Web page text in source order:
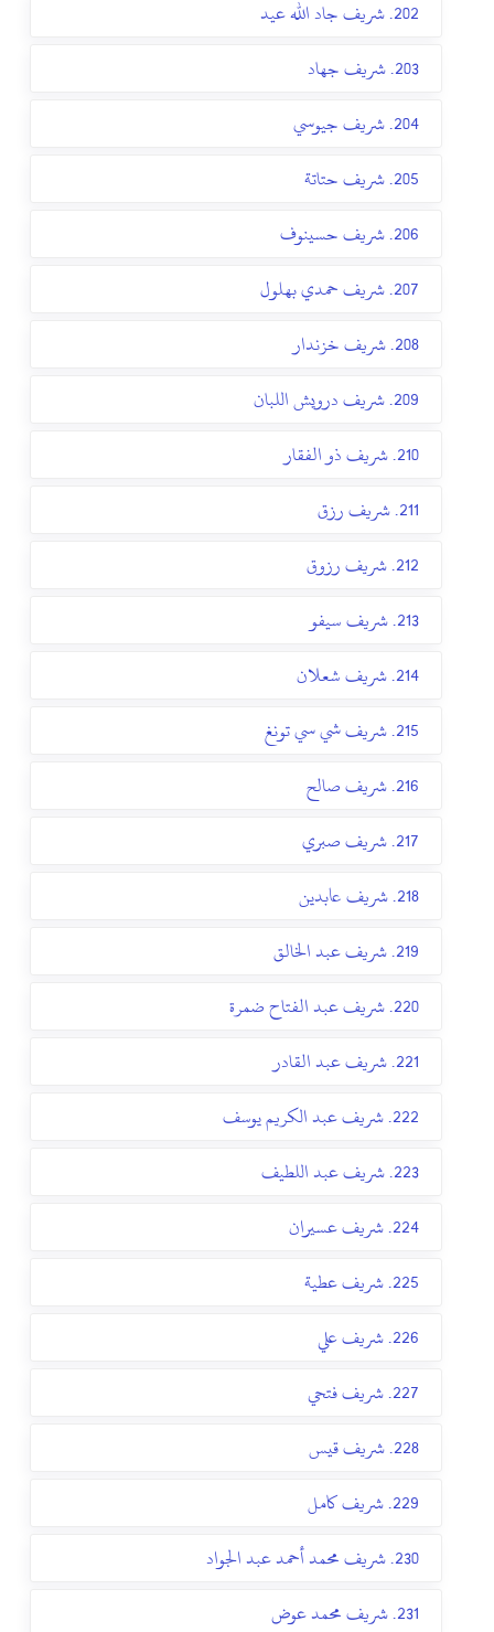
202. شريف جاد الله عيد
203. شريف جهاد
204. شريف جيوسي
205. شريف حتاتة
206. شريف حسينوف
207. شريف حمدي بهلول
208. شريف خزندار
209. شريف درويش اللبان
210. شريف ذو الفقار
211. شريف رزق
212. شريف رزوق
213. شريف سيفو
214. شريف شعلان
215. شريف شي سي تونغ
216. شريف صالح
217. شريف صبري
218. شريف عابدين
219. شريف عبد الخالق
220. شريف عبد الفتاح ضمرة
221. شريف عبد القادر
222. شريف عبد الكريم يوسف
223. شريف عبد اللطيف
224. شريف عسيران
225. شريف عطية
226. شريف علي
227. شريف فتحي
228. شريف قيس
229. شريف كامل
230. شريف محمد أحمد عبد الجواد
231. شريف محمد عوض